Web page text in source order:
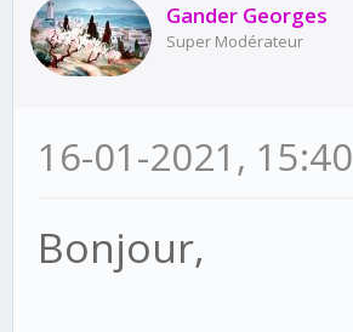
Gander Georges
Super Modérateur
16-01-2021, 15:40
Bonjour,